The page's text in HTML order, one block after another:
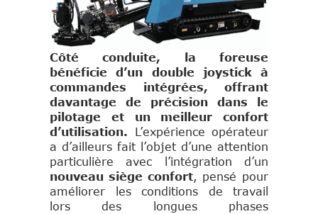
Côté conduite, la foreuse
bénéficie d’un double joystick à
commandes intégrées, offrant
davantage de précision dans le
pilotage et un meilleur confort
d’utilisation. L’expérience opérateur
a d’ailleurs fait l’objet d’une attention
particulière avec l’intégration d’un
nouveau siège confort, pensé pour
améliorer les conditions de travail
lors des longues phases